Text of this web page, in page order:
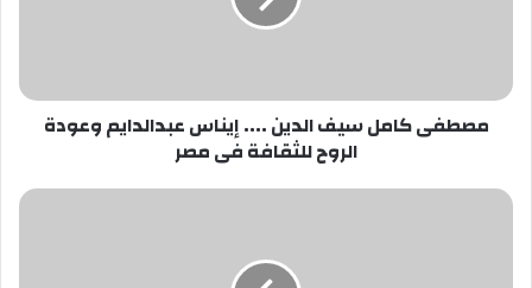
الروح
للثقافةمصطفى كامل سيف الدين .... إيناس عبدالدايم وعودة
الروح للثقافة فى مصر
على